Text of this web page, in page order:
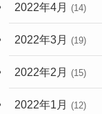
2022年4月 (14)
2022年3月 (19)
2022年2月 (15)
2022年1月 (12)